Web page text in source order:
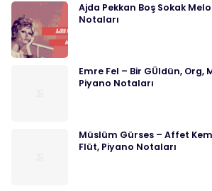
Ajda Pekkan Boş Sokak
Notaları
Emre Fel – Bir GÜldün, Org,
Piyano Notaları
Müslüm Gürses – Affet
Flüt, Piyano Notaları